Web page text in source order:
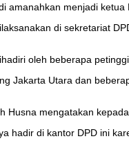
amanahkan menjadi
di sekretariat
oleh beberapa
Jakarta Utara dan
Husna mengatakan
hadir di kantor DPD ini